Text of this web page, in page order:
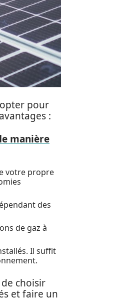
pour
:
manière
votre propre
des
de gaz à
Il suffit
choisir
et faire un